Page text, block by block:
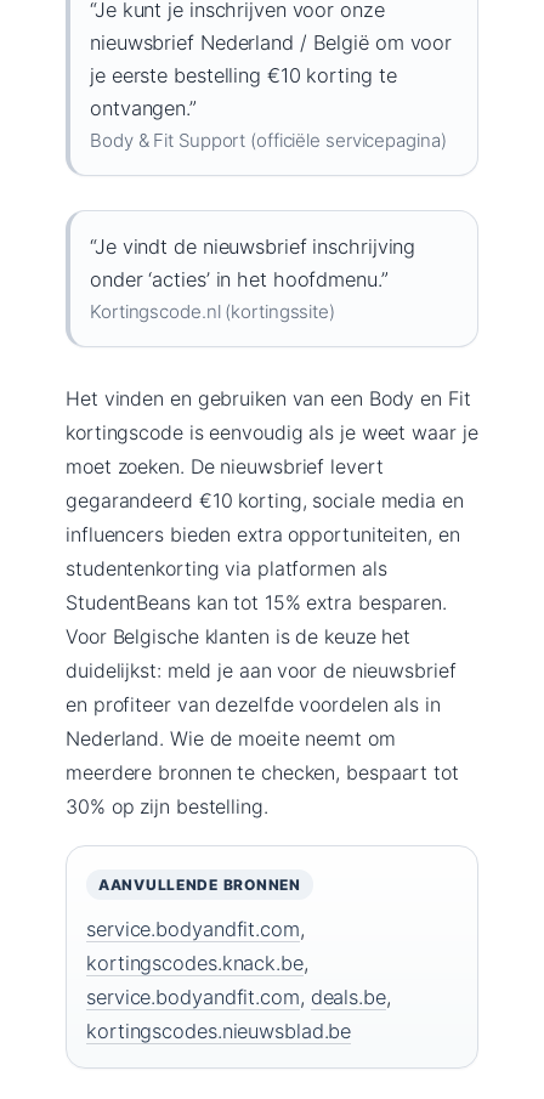
“Je kunt je inschrijven voor onze
nieuwsbrief Nederland / België om voor
je eerste bestelling €10 korting te
ontvangen.”
Body & Fit Support (officiële servicepagina)
“Je vindt de nieuwsbrief inschrijving
onder ‘acties’ in het hoofdmenu.”
Kortingscode.nl (kortingssite)
Het vinden en gebruiken van een Body en Fit
kortingscode is eenvoudig als je weet waar je
moet zoeken. De nieuwsbrief levert
gegarandeerd €10 korting, sociale media en
influencers bieden extra opportuniteiten, en
studentenkorting via platformen als
StudentBeans kan tot 15% extra besparen.
Voor Belgische klanten is de keuze het
duidelijkst: meld je aan voor de nieuwsbrief
en profiteer van dezelfde voordelen als in
Nederland. Wie de moeite neemt om
meerdere bronnen te checken, bespaart tot
30% op zijn bestelling.
AANVULLENDE BRONNEN
service.bodyandfit.com,
kortingscodes.knack.be,
service.bodyandfit.com, deals.be,
kortingscodes.nieuwsblad.be